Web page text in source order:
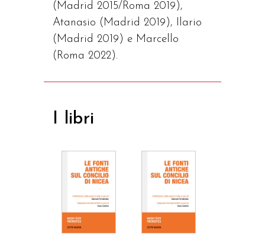
(Madrid 2015/Roma 2019),
Atanasio (Madrid 2019), Ilario
(Madrid 2019) e Marcello
(Roma 2022).
I libri